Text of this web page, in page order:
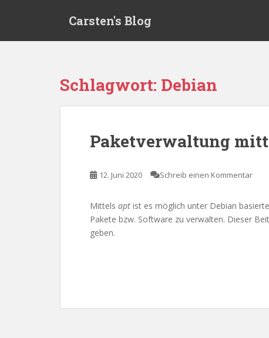
Carsten's Blog
Schlagwort: Debian
Paketverwaltung
12. Juni 2020 Schreib einen Kommentar
Mittels apt ist es möglich unter Debian
Pakete bzw. Software zu verwalten. Dieser
geben.